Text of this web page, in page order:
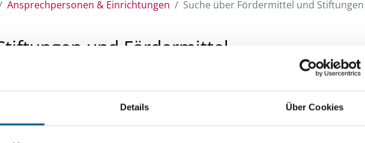
Details Über Cookies
Ansprechpersonen & Einrichtungen Suche über Fördermittel und Stiftungen
und Fördermittel
und Stiftungsdatenbank recherchieren. Bei der Suche bitte die Groß- und